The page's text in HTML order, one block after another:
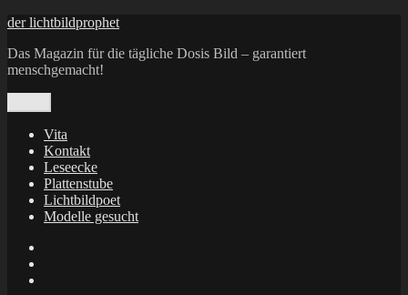
Zum
springen
der lichtbildprophet
Das Magazin für die tägliche Dosis Bild – garantiert
menschgemacht!
Vita
Kontakt
Leseecke
Plattenstube
Lichtbildpoet
Modelle gesucht